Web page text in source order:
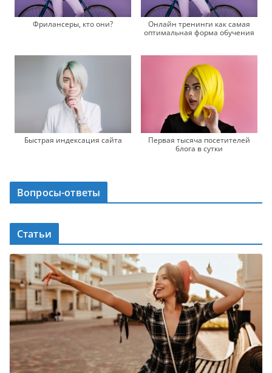
Фрилансеры, кто они?
Онлайн тренинги как самая
оптимальная форма обучения
Быстрая индексация сайта
Первая тысяча посетителей
блога в сутки
Вопросы-ответы
Статьи